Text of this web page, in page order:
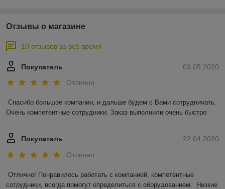
Отзывы о магазине
10 отзывов за всё время
03.05.2020
Покупатель
Отлично
Спасибо большое компании, и дальше будем с Вами сотрудничать.
Очень компетентные сотрудники. Заказ выполнили очень быстро
22.04.2020
Покупатель
Отлично
Отлично! Понравилось работать с компанией, компетентные
сотрудники, всегда помогут определиться с оборудованием.  Низкие